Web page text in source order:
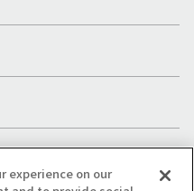
experience on our